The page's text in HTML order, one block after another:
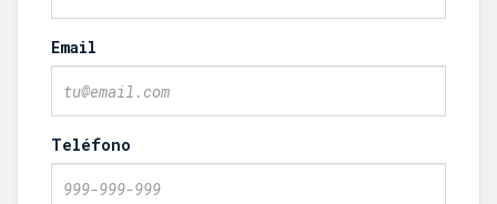
Email
Teléfono